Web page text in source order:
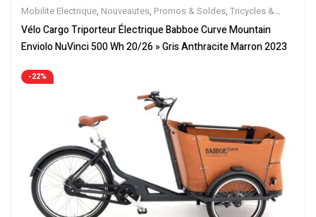
Mobilite Electrique, Nouveautes, Promos & Soldes, Tricycles &
Cargos,Vélo électrique ville,Velos Electriques
Vélo Cargo Triporteur Électrique Babboe Curve Mountain
Enviolo NuVinci 500 Wh 20/26 » Gris Anthracite Marron 2023
-22%